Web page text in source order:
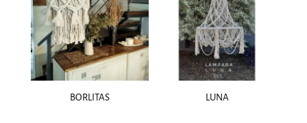
BORLITAS LUNA